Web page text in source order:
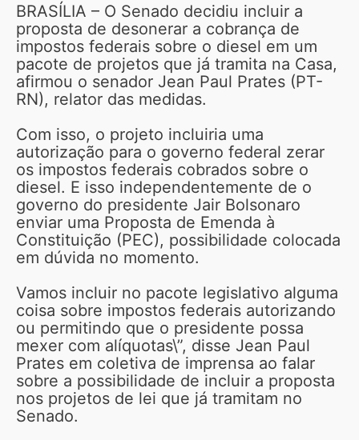
BRASÍLIA – O Senado decidiu incluir a
proposta de desonerar a cobrança de
impostos federais sobre o diesel em um
pacote de projetos que já tramita na Casa,
afirmou o senador Jean Paul Prates (PT-
RN), relator das medidas.
Com isso, o projeto incluiria uma
autorização para o governo federal zerar
os impostos federais cobrados sobre o
diesel. E isso independentemente de o
governo do presidente Jair Bolsonaro
enviar uma Proposta de Emenda à
Constituição (PEC), possibilidade colocada
em dúvida no momento.
Vamos incluir no pacote legislativo alguma
coisa sobre impostos federais autorizando
ou permitindo que o presidente possa
mexer com alíquotas\”, disse Jean Paul
Prates em coletiva de imprensa ao falar
sobre a possibilidade de incluir a proposta
nos projetos de lei que já tramitam no
Senado.